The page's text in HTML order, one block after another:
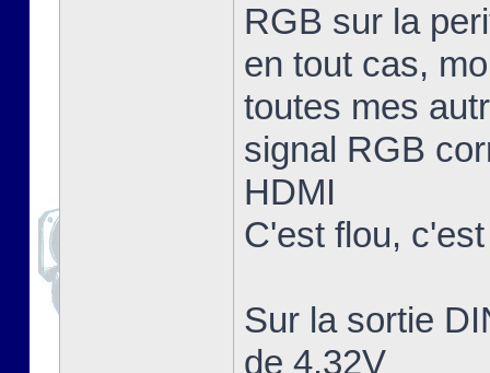
RGB sur la
en tout cas,
toutes mes
signal RGB
HDMI
C'est flou,
Sur la sortie
de 4.32V